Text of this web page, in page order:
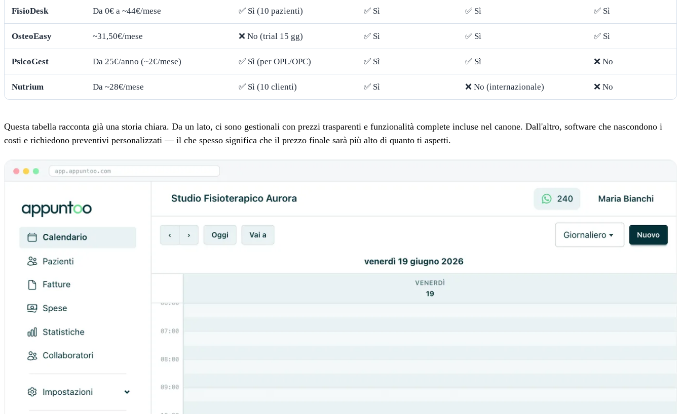
FisioDesk Da 0€ a ~44€/mese ✅ Sì (10 pazienti) ✅ Sì ✅ Sì ✅ Sì
OsteoEasy ~31,50€/mese ❌ No (trial 15 gg) ✅ Sì ✅ Sì ✅ Sì
PsicoGest Da 25€/anno (~2€/mese) ✅ Sì (per OPL/OPC) ✅ Sì ✅ Sì ❌ No
Nutrium Da ~28€/mese ✅ Sì (10 clienti) ✅ Sì ❌ No (internazionale) ❌ No
Questa tabella racconta già una storia chiara. Da un lato, ci sono gestionali con prezzi trasparenti e funzionalità complete incluse nel canone. Dall'altro, software che nascondono i
costi e richiedono preventivi personalizzati — il che spesso significa che il prezzo finale sarà più alto di quanto ti aspetti.